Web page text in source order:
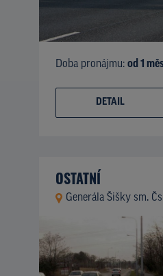
Doba pronájmu: od 1
DETAIL
OSTATNÍ
Generála Šišky sm.